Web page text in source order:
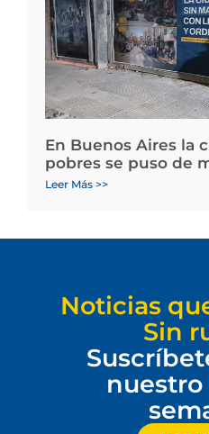
En Buenos Aires la
pobres se puso de
Leer Más >>
Noticias
Sin